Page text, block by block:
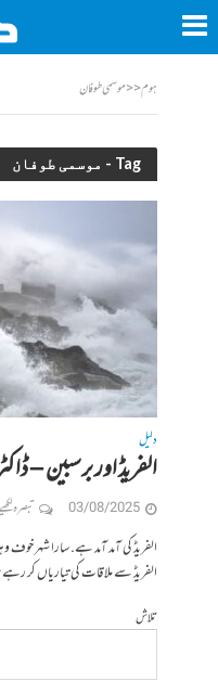
ہوم<<موسمی طوفان
Tag - موسمی طوفان
دلیل
الفریڈ اور برسبین –
03/08/2025 تبصرہ لکھیے
الفریڈ کی آمد آمد ہے. سارا شہر
الفریڈ سے ملاقات کی تیاریاں کر
تلاش